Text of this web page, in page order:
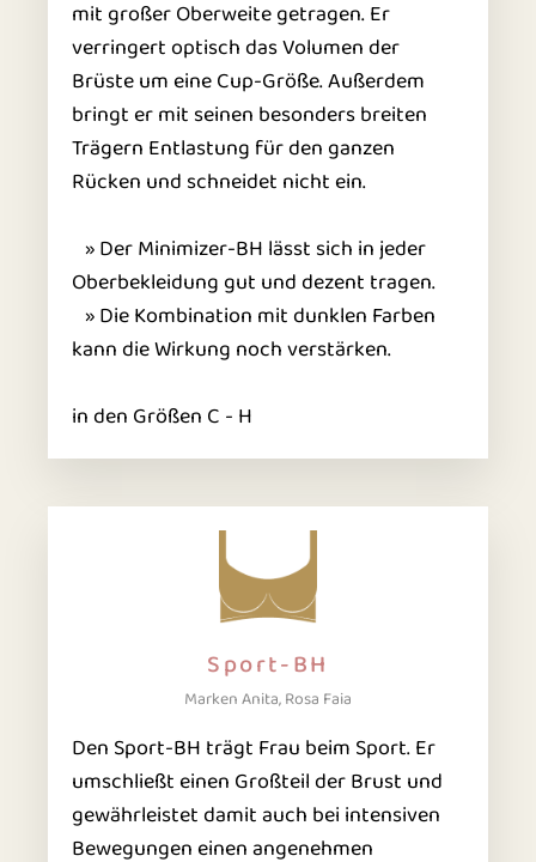
mit großer Oberweite getragen. Er
verringert optisch das Volumen der
Brüste um eine Cup-Größe. Außerdem
bringt er mit seinen besonders breiten
Trägern Entlastung für den ganzen
Rücken und schneidet nicht ein.
» Der Minimizer-BH lässt sich in jeder
Oberbekleidung gut und dezent tragen.
» Die Kombination mit dunklen Farben
kann die Wirkung noch verstärken.
in den Größen C - H
Sport-BH
Marken Anita, Rosa Faia
Den Sport-BH trägt Frau beim Sport. Er
umschließt einen Großteil der Brust und
gewährleistet damit auch bei intensiven
Bewegungen einen angenehmen